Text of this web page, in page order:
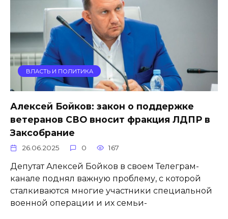
ВЛАСТЬ И ПОЛИТИКА
Алексей Бойков: закон о поддержке
ветеранов СВО вносит фракция ЛДПР в
Заксобрание
26.06.2025 0 167
Депутат Алексей Бойков в своем Телеграм-
канале поднял важную проблему, с которой
сталкиваются многие участники специальной
военной операции и их семьи-